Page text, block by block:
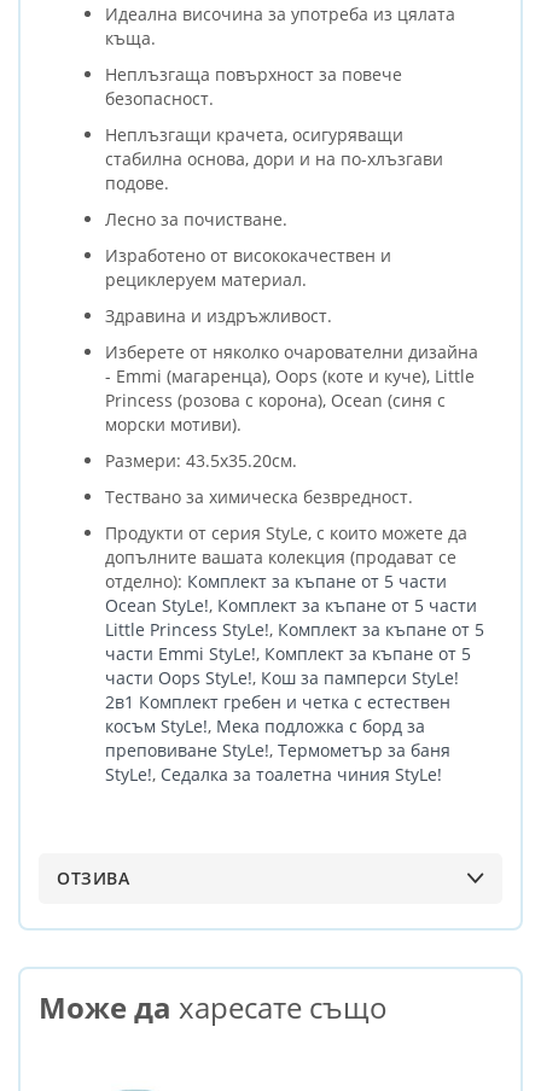
Идеална височина за употреба из цялата
къща.
Неплъзгаща повърхност за повече
безопасност.
Неплъзгащи крачета, осигуряващи
стабилна основа, дори и на по-хлъзгави
подове.
Лесно за почистване.
Изработено от висококачествен и
рециклеруем материал.
Здравина и издръжливост.
Изберете от няколко очарователни дизайна
- Emmi (магаренца), Oops (коте и куче), Little
Princess (розова с корона), Ocean (синя с
морски мотиви).
Размери: 43.5х35.20см.
Тествано за химическа безвредност.
Продукти от серия StyLe, с които можете да
допълните вашата колекция (продават се
отделно): Комплект за къпане от 5 части
Ocean StyLe!, Комплект за къпане от 5 части
Little Princess StyLe!, Комплект за къпане от 5
части Emmi StyLe!, Комплект за къпане от 5
части Oops StyLe!, Кош за памперси StyLe!
2в1 Комплект гребен и четка с естествен
косъм StyLe!, Мека подложка с борд за
преповиване StyLe!, Термометър за баня
StyLe!, Седалка за тоалетна чиния StyLe!
ОТЗИВА
Може да харесате също